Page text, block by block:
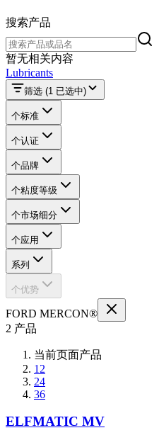
搜索产品
搜索产品
暂无相关内容
Lubricants
筛选 (1 已选中)
个标准
个认证
个品牌
个粘度等级
个市场细分
个应用
系列
个优势
FORD MERCON®
2 产品
当前页面产品
12
24
36
ELFMATIC MV